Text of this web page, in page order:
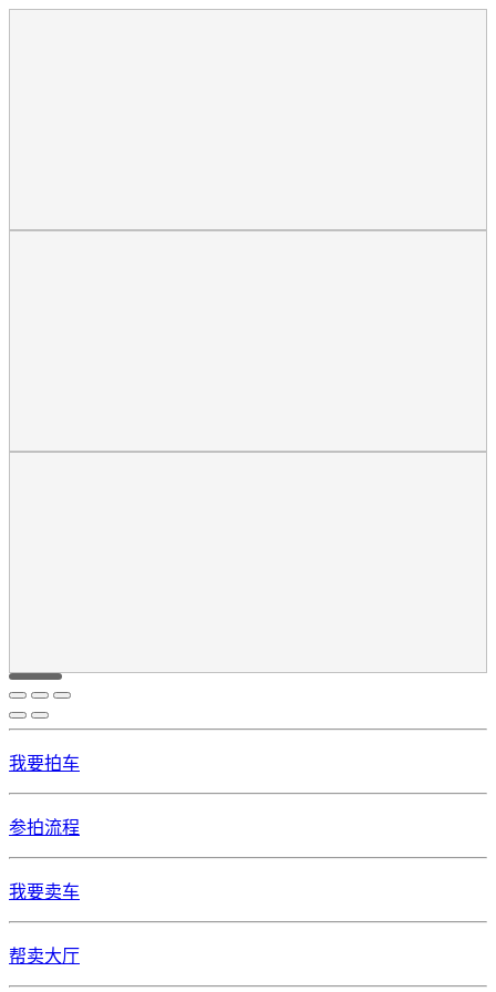
我要拍车
参拍流程
我要卖车
帮卖大厅